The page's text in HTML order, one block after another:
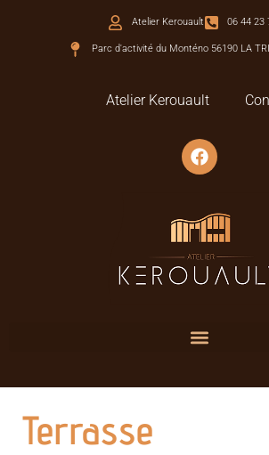
Atelier Kerouault 06 44 23
Parc d'activité du Monténo 56190 LA
Atelier Kerouault
Terrasse